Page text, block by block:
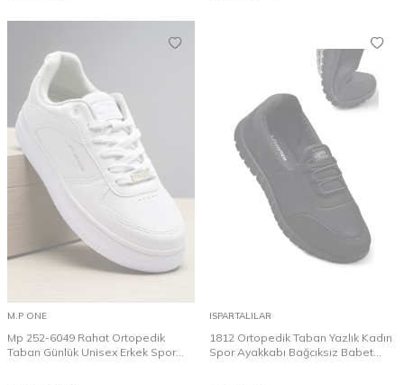
M.P ONE
Mp 252-6049 Rahat Ortopedik
Taban Günlük Unisex Erkek Spor
ISPARTALILAR
1812 Ortopedik Taban Yazlık Kadın
Spor Ayakkabı Bağcıksız Babet